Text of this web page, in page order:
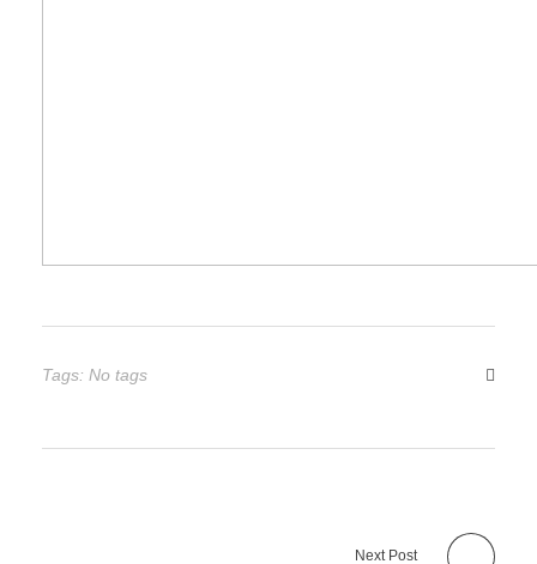
Tags: No tags
Next Post